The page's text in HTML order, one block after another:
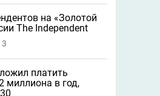
на «Золотой
The Independent
3
платить
миллиона в год,